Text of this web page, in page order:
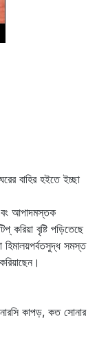
বাহির হইতে ইচ্ছা
আপাদমস্তক
করিয়া বৃষ্টি পড়িতেছে
হিমালয়পর্বতসুদ্ধ সমস্ত
কাপড়, কত সোনার